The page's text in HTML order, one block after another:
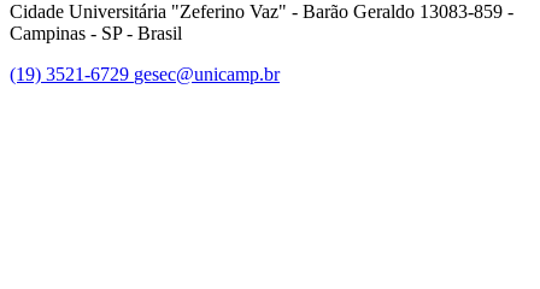
Cidade Universitária "Zeferino Vaz" - Barão Geraldo 13083-859 -
Campinas - SP - Brasil
(19) 3521-6729 gesec@unicamp.br